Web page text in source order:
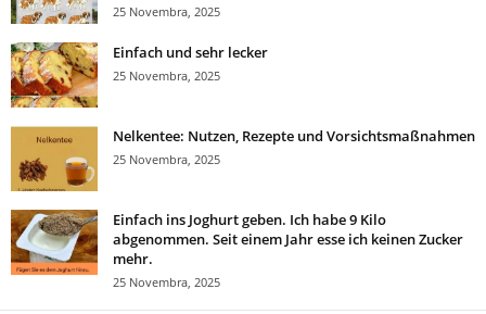
25 Novembra, 2025
Einfach und sehr lecker
25 Novembra, 2025
Nelkentee: Nutzen, Rezepte und Vorsichtsmaßnahmen
25 Novembra, 2025
Einfach ins Joghurt geben. Ich habe 9 Kilo
abgenommen. Seit einem Jahr esse ich keinen Zucker
mehr.
25 Novembra, 2025